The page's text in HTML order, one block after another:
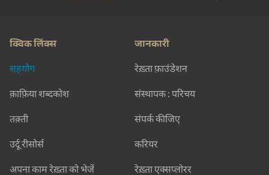
क्विक लिंक्स
सहयोग
क़ाफ़िया शब्दकोश
तक़्ती
उर्दू रीसोर्स
अपना काम रेख़्ता को भेजें
जानकारी
रेख़्ता फ़ाउंडेशन
संस्थापक : परिचय
संपर्क कीजिए
करियर
रेख़्ता एक्सप्लोरर